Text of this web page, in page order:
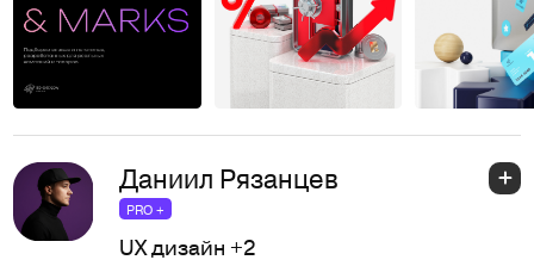
Даниил Рязанцев
PRO +
UX дизайн +2